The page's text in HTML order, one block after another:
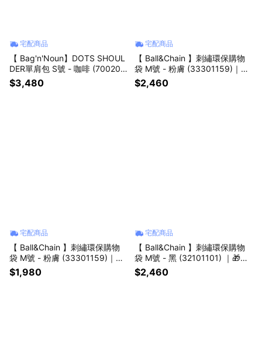
宅配商品
【 Bag'n'Noun】DOTS SHOUL
DER單肩包 S號 - 咖啡 (700209
62BROWN) ｜ 🎁 生日送禮推薦
$3,480
宅配商品
【 Ball&Chain 】刺繡環保購物
袋 M號 - 粉膚 (33301159)｜七
夕「禮」所當然🎁生日送禮推薦
$2,460
宅配商品
【 Ball&Chain 】刺繡環保購物
袋 M號 - 粉膚 (33301159)｜🎁
生日送禮推薦
$1,980
宅配商品
【 Ball&Chain 】刺繡環保購物
袋 M號 - 黑 (32101101) ｜🎁
【獨一無二生日禮】神祕世界 ×
草莓手工編織掛飾
$2,460